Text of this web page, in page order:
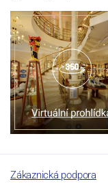
Zákaznická podpora